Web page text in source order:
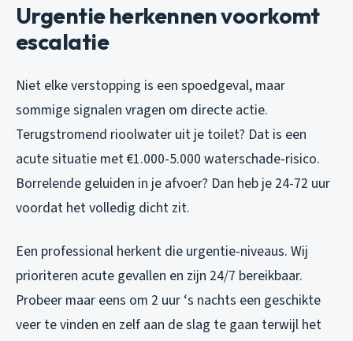
Urgentie herkennen voorkomt
escalatie
Niet elke verstopping is een spoedgeval, maar
sommige signalen vragen om directe actie.
Terugstromend rioolwater uit je toilet? Dat is een
acute situatie met €1.000-5.000 waterschade-risico.
Borrelende geluiden in je afvoer? Dan heb je 24-72 uur
voordat het volledig dicht zit.
Een professional herkent die urgentie-niveaus. Wij
prioriteren acute gevallen en zijn 24/7 bereikbaar.
Probeer maar eens om 2 uur ‘s nachts een geschikte
veer te vinden en zelf aan de slag te gaan terwijl het